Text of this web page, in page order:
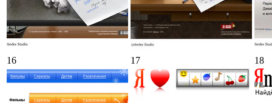
16 17 18